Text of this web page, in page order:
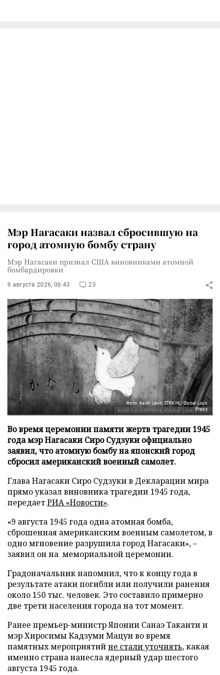
Мэр Нагасаки назвал сбросившую на
город атомную бомбу страну
Мэр Нагасаки признал США виновниками атомной
бомбардировки
9 августа 2026, 06:43 23
Фото: Keith Levit/STRKHL/Global Look
Press
Во время церемонии памяти жертв трагедии 1945
года мэр Нагасаки Сиро Судзуки официально
заявил, что атомную бомбу на японский город
сбросил американский военный самолет.
Глава Нагасаки Сиро Судзуки в Декларации мира
прямо указал виновника трагедии 1945 года,
передаетРИА «Новости».
«9 августа 1945 года одна атомная бомба,
сброшенная американским военным самолетом, в
одно мгновение разрушила город Нагасаки», –
заявил он на мемориальной церемонии.
Градоначальник напомнил, что к концу года в
результате атаки погибли или получили ранения
около 150 тыс. человек. Это составило примерно
две трети населения города на тот момент.
Ранее премьер-министр Японии Санаэ Такаити и
мэр Хиросимы Кадзуми Мацуи во время
памятных мероприятийне стали уточнять, какая
именно страна нанесла ядерный удар шестого
августа 1945 года.